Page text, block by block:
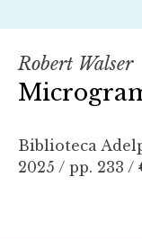
Robert Walser
Biblioteca
2025 / pp. 233 /